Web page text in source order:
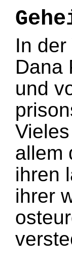
In
Dana
und
allem
ihren
ihrer